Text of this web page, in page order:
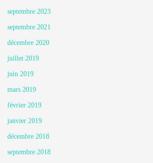
septembre 2023
septembre 2021
décembre 2020
juillet 2019
juin 2019
mars 2019
février 2019
janvier 2019
décembre 2018
septembre 2018